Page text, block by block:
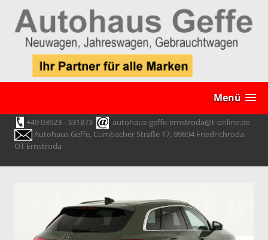
Menü
+49 03623 - 331873
autohaus-geffe-ernstroda@t-online.de
Autohaus Geffe, Cumbacher Straße 17, 99894 Friedrichroda
OT Ernstroda